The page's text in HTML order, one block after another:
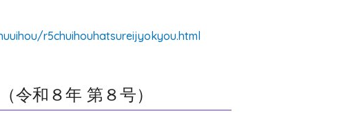
r5chuihouhatsureijyokyou.html
令和８年 第８号）